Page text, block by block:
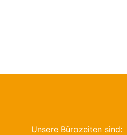
Unsere Bürozeiten sind: